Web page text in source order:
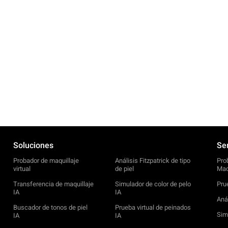
Soluciones
Probador de maquillaje
virtual
Transferencia de maquillaje
IA
Buscador de tonos de piel
IA
Análisis Fitzpatrick de tipo
de piel
Simulador de color de pelo
IA
Prueba virtual de peinados
IA